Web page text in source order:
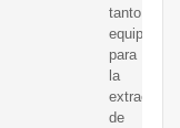
tanto
equipos
para
la
extracción
de